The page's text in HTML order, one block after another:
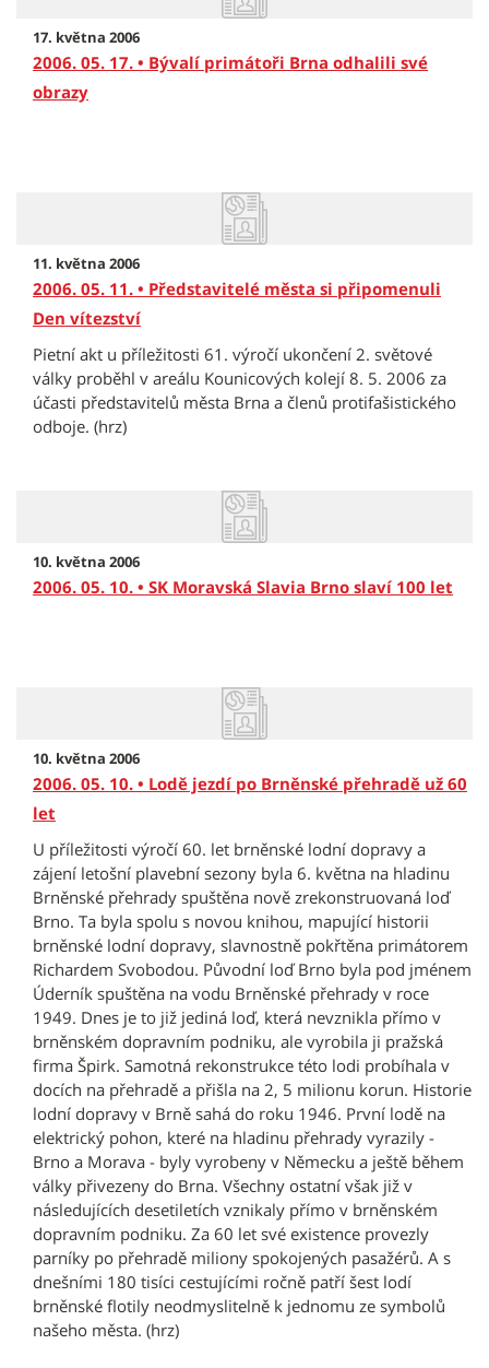
17. května 2006
2006. 05. 17. • Bývalí primátoři Brna odhalili své
obrazy
11. května 2006
2006. 05. 11. • Představitelé města si připomenuli
Den vítezství
Pietní akt u příležitosti 61. výročí ukončení 2. světové
války proběhl v areálu Kounicových kolejí 8. 5. 2006 za
účasti představitelů města Brna a členů protifašistického
odboje. (hrz)
10. května 2006
2006. 05. 10. • SK Moravská Slavia Brno slaví 100 let
10. května 2006
2006. 05. 10. • Lodě jezdí po Brněnské přehradě už 60
let
U příležitosti výročí 60. let brněnské lodní dopravy a
zájení letošní plavební sezony byla 6. května na hladinu
Brněnské přehrady spuštěna nově zrekonstruovaná loď
Brno. Ta byla spolu s novou knihou, mapující historii
brněnské lodní dopravy, slavnostně pokřtěna primátorem
Richardem Svobodou. Původní loď Brno byla pod jménem
Úderník spuštěna na vodu Brněnské přehrady v roce
1949. Dnes je to již jediná loď, která nevznikla přímo v
brněnském dopravním podniku, ale vyrobila ji pražská
firma Špirk. Samotná rekonstrukce této lodi probíhala v
docích na přehradě a přišla na 2, 5 milionu korun. Historie
lodní dopravy v Brně sahá do roku 1946. První lodě na
elektrický pohon, které na hladinu přehrady vyrazily -
Brno a Morava - byly vyrobeny v Německu a ještě během
války přivezeny do Brna. Všechny ostatní však již v
následujících desetiletích vznikaly přímo v brněnském
dopravním podniku. Za 60 let své existence provezly
parníky po přehradě miliony spokojených pasažérů. A s
dnešními 180 tisíci cestujícími ročně patří šest lodí
brněnské flotily neodmyslitelně k jednomu ze symbolů
našeho města. (hrz)